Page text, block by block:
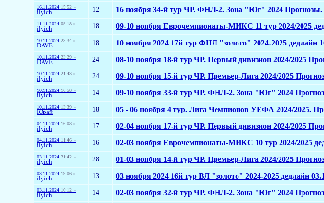
16.11.2024 15:52 »
ilyich 12 16 ноября 34-й тур ЧР. ФНЛ-2. Зона "Юг" 2024 Прогнозы.
11.11.2024 09:18 »
ilyich 18 09-10 ноября Еврочемпионаты-МИКС 11 тур 2024/2025
10.11.2024 23:34 »
DAVE 18 10 ноября 2024 17й тур ФНЛ "золото" 2024-2025 дедлайн
10.11.2024 23:29 »
DAVE 24 08-10 ноября 18-й тур ЧР. Первый дивизион 2024/2025
10.11.2024 21:43 »
ilyich 24 09-10 ноября 15-й тур ЧР. Премьер-Лига 2024/2025
10.11.2024 16:58 »
ilyich 14 09-10 ноября 33-й тур ЧР. ФНЛ-2. Зона "Юг" 2024
10.11.2024 13:39 »
Юрай 18 05 - 06 ноября 4 тур. Лига Чемпионов УЕФА 2024/2025.
04.11.2024 16:08 »
ilyich 17 02-04 ноября 17-й тур ЧР. Первый дивизион 2024/2025
04.11.2024 11:46 »
ilyich 16 02-03 ноября Еврочемпионаты-МИКС 10 тур 2024/2025
03.11.2024 21:42 »
ilyich 28 01-03 ноября 14-й тур ЧР. Премьер-Лига 2024/2025
03.11.2024 19:06 »
ilyich 13 03 ноября 2024 16й тур ВЛ "золото" 2024-2025 дедлайн
03.11.2024 16:12 »
ilyich 14 02-03 ноября 32-й тур ЧР. ФНЛ-2. Зона "Юг" 2024